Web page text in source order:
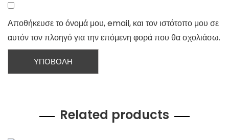
Αποθήκευσε το όνομά μου, email, και τον ιστότοπο μου σε
αυτόν τον πλοηγό για την επόμενη φορά που θα σχολιάσω.
Related products